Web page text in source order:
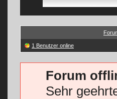
1 Benutzer online
Forum
Sehr